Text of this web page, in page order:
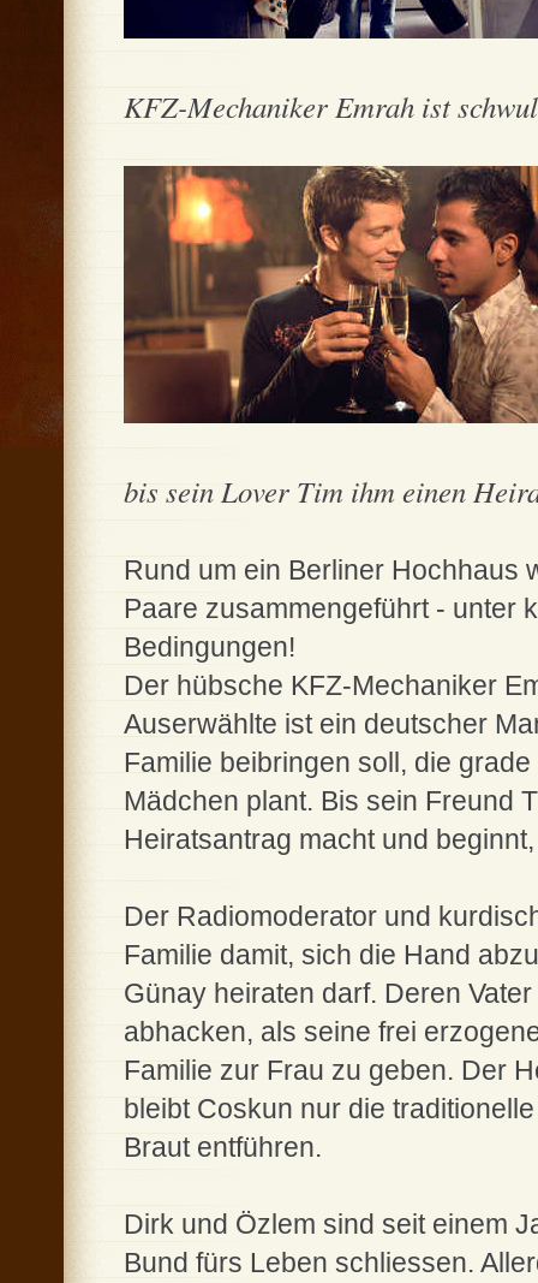
KFZ-Mechaniker Emrah ist
bis sein Lover Tim ihm einen
Rund um ein Berliner Hochhaus
Paare zusammengeführt - unter
Bedingungen!
Der hübsche KFZ-Mechaniker
Auserwählte ist ein deutscher
Familie beibringen soll, die
Mädchen plant. Bis sein Freund
Heiratsantrag macht und
Der Radiomoderator und
Familie damit, sich die Hand
Günay heiraten darf. Deren
abhacken, als seine frei
Familie zur Frau zu geben. Der
bleibt Coskun nur die
Braut entführen.
Dirk und Özlem sind seit einem
Bund fürs Leben schliessen.